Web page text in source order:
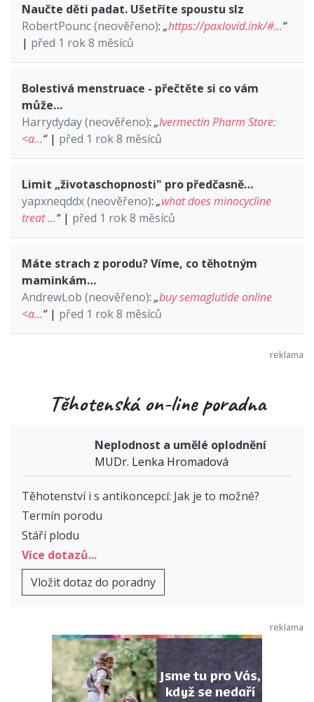
Naučte děti padat. Ušetříte spoustu slz
RobertPounc (neověřeno): „https://paxlovid.ink/#…“
| před 1 rok 8 měsíců
Bolestivá menstruace - přečtěte si co vám
může…
Harrydyday (neověřeno): „Ivermectin Pharm Store:
<a…“| před 1 rok 8 měsíců
Limit „životaschopnosti" pro předčasně…
yapxneqddx (neověřeno): „what does minocycline
treat …“| před 1 rok 8 měsíců
Máte strach z porodu? Víme, co těhotným
maminkám…
AndrewLob (neověřeno): „buy semaglutide online
<a…“| před 1 rok 8 měsíců
Těhotenská on-line poradna
Neplodnost a umělé oplodnění
MUDr. Lenka Hromadová
Těhotenství i s antikoncepcí: Jak je to možné?
Termín porodu
Stáří plodu
Více dotazů...
Vložit dotaz do poradny